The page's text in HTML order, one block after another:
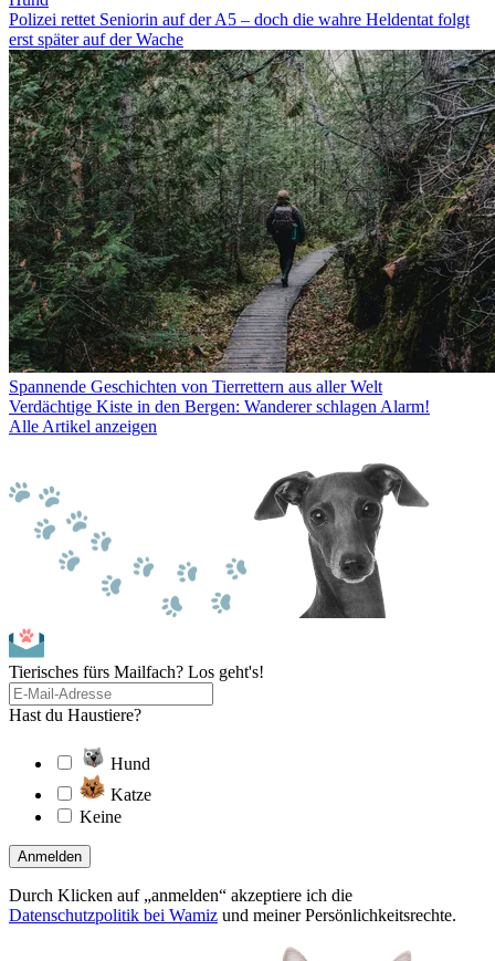
Polizei rettet Seniorin auf der A5 – doch die wahre Heldentat folgt
erst später auf der Wache
Spannende Geschichten von Tierrettern aus aller Welt
Verdächtige Kiste in den Bergen: Wanderer schlagen Alarm!
Alle Artikel anzeigen
Tierisches fürs Mailfach? Los geht's!
Hast du Haustiere?
Hund
Katze
Keine
Anmelden
Durch Klicken auf „anmelden“ akzeptiere ich die
Datenschutzpolitik bei Wamiz und meiner Persönlichkeitsrechte.